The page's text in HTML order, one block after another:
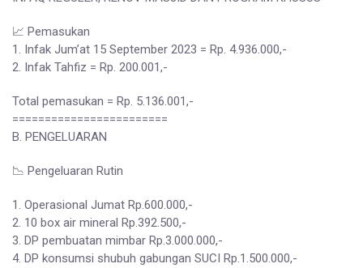
📈 Pemasukan
1. Infak Jum’at 15 September 2023 = Rp. 4.936.000,-
2. Infak Tahfiz = Rp. 200.001,-
Total pemasukan = Rp. 5.136.001,-
========================
B. PENGELUARAN
📉 Pengeluaran Rutin
1. Operasional Jumat Rp.600.000,-
2. 10 box air mineral Rp.392.500,-
3. DP pembuatan mimbar Rp.3.000.000,-
4. DP konsumsi shubuh gabungan SUCI Rp.1.500.000,-